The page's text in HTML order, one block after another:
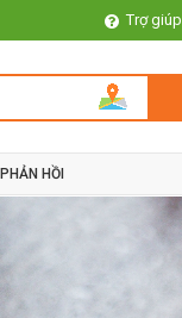
Trợ giúp
HỒI